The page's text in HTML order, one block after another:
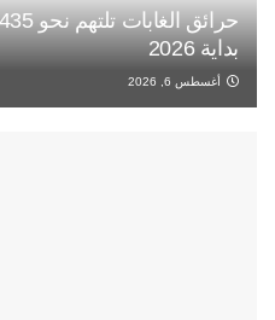
بداية 2026
أغسطس 6, 2026